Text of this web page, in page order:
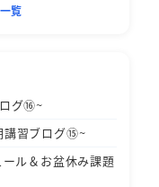
覧
ログ⑯~
講習ブログ⑮~
ル＆お盆休み課題